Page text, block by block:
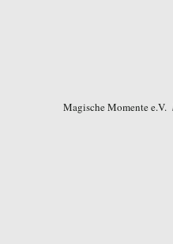
Magische Momente e.V.